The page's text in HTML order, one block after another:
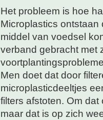
Het probleem is hoe
Microplastics
middel van voedsel
verband gebracht met
Men doet dat door
microplasticdeeltjes
filters afstoten. Om
maar dat is op zich